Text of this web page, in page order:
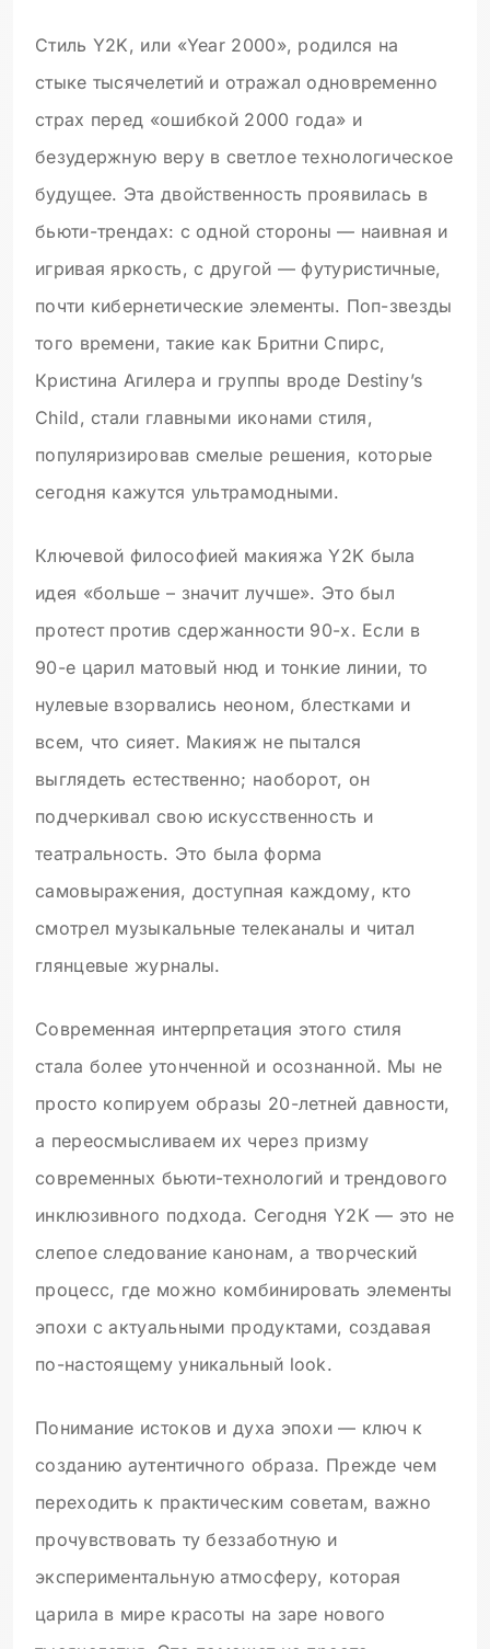
Стиль Y2K, или «Year 2000», родился на
стыке тысячелетий и отражал одновременно
страх перед «ошибкой 2000 года» и
безудержную веру в светлое технологическое
будущее. Эта двойственность проявилась в
бьюти-трендах: с одной стороны — наивная и
игривая яркость, с другой — футуристичные,
почти кибернетические элементы. Поп-звезды
того времени, такие как Бритни Спирс,
Кристина Агилера и группы вроде Destiny’s
Child, стали главными иконами стиля,
популяризировав смелые решения, которые
сегодня кажутся ультрамодными.
Ключевой философией макияжа Y2K была
идея «больше – значит лучше». Это был
протест против сдержанности 90-х. Если в
90-е царил матовый нюд и тонкие линии, то
нулевые взорвались неоном, блестками и
всем, что сияет. Макияж не пытался
выглядеть естественно; наоборот, он
подчеркивал свою искусственность и
театральность. Это была форма
самовыражения, доступная каждому, кто
смотрел музыкальные телеканалы и читал
глянцевые журналы.
Современная интерпретация этого стиля
стала более утонченной и осознанной. Мы не
просто копируем образы 20-летней давности,
а переосмысливаем их через призму
современных бьюти-технологий и трендового
инклюзивного подхода. Сегодня Y2K — это не
слепое следование канонам, а творческий
процесс, где можно комбинировать элементы
эпохи с актуальными продуктами, создавая
по-настоящему уникальный look.
Понимание истоков и духа эпохи — ключ к
созданию аутентичного образа. Прежде чем
переходить к практическим советам, важно
прочувствовать ту беззаботную и
экспериментальную атмосферу, которая
царила в мире красоты на заре нового